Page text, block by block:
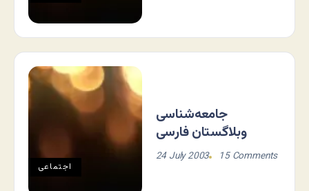
اجتماعی
جامعه‌شناسی
وبلاگستان فارسی
24 July 2003 15 Comments